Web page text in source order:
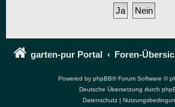
garten-pur Portal Foren-
Powered by phpBB® Forum Software ©
Deutsche Übersetzung durch
Datenschutz|